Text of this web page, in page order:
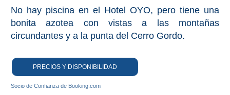
No hay piscina en el Hotel OYO, pero tiene una
bonita azotea con vistas a las montañas
circundantes y a la punta del Cerro Gordo.
PRECIOS Y DISPONIBILIDAD
Socio de Confianza de Booking.com